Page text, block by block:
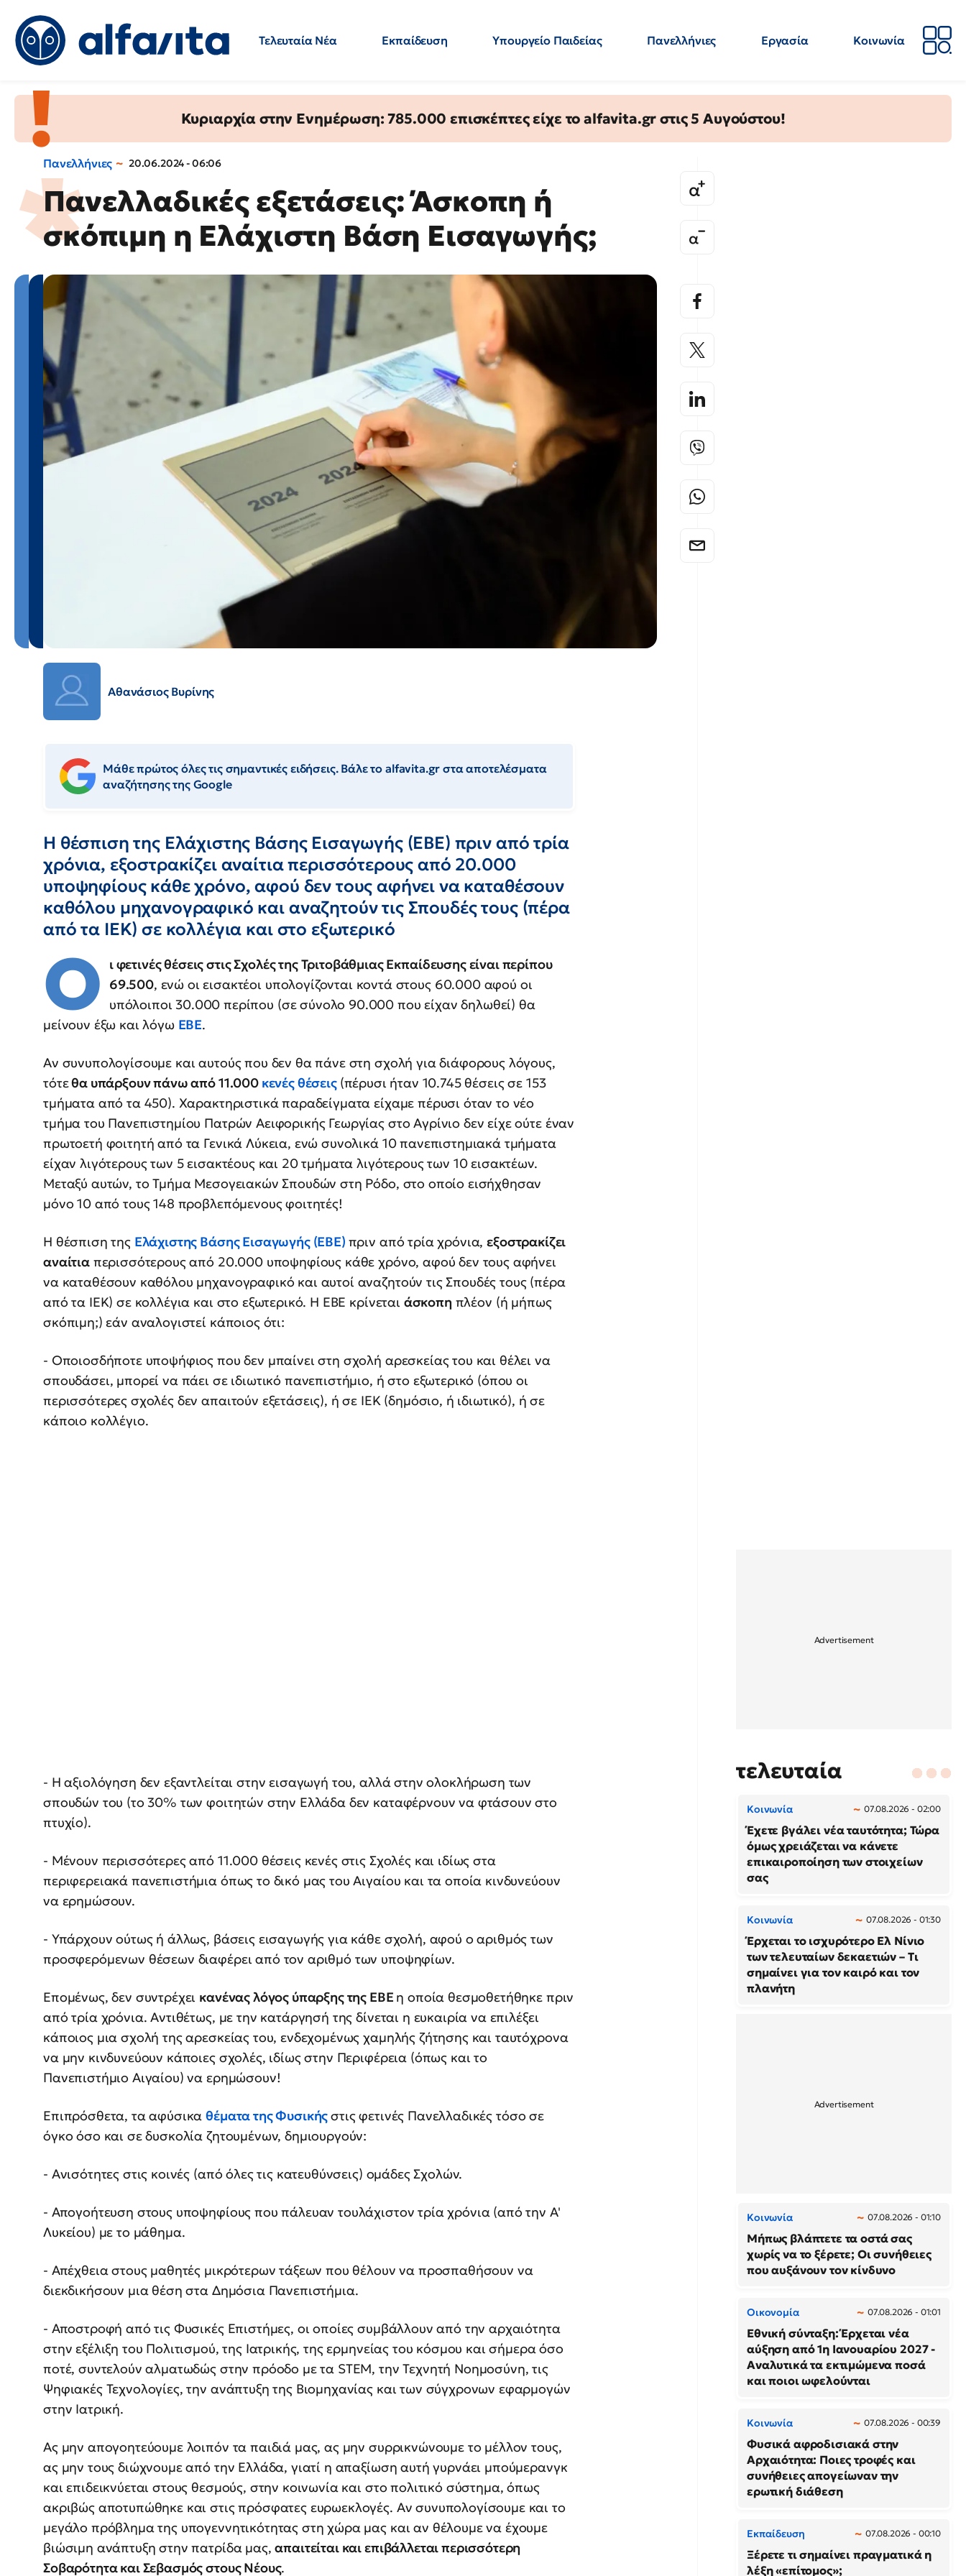
Τελευταία Νέα Εκπαίδευση Υπουργείο Παιδείας Πανελλήνιες Εργασία
Κοινωνία
Κυριαρχία στην Ενημέρωση: 785.000 επισκέπτες είχε το alfavita.gr στις 5 Αυγούστου!
Πανελλήνιες 20.06.2024 - 06:06
Πανελλαδικές εξετάσεις: Άσκοπη ή
σκόπιμη η Ελάχιστη Βάση Εισαγωγής;
Αθανάσιος Βυρίνης
Μάθε πρώτος όλες τις σημαντικές ειδήσεις. Βάλε το alfavita.gr στα αποτελέσματα
αναζήτησης της Google
Η θέσπιση της Ελάχιστης Βάσης Εισαγωγής (ΕΒΕ) πριν από τρία
χρόνια, εξοστρακίζει αναίτια περισσότερους από 20.000
υποψηφίους κάθε χρόνο, αφού δεν τους αφήνει να καταθέσουν
καθόλου μηχανογραφικό και αναζητούν τις Σπουδές τους (πέρα
από τα ΙΕΚ) σε κολλέγια και στο εξωτερικό
Ο
ι φετινές θέσεις στις Σχολές της Τριτοβάθμιας Εκπαίδευσης είναι περίπου
69.500, ενώ οι εισακτέοι υπολογίζονται κοντά στους 60.000 αφού οι
υπόλοιποι 30.000 περίπου (σε σύνολο 90.000 που είχαν δηλωθεί) θα
μείνουν έξω και λόγω ΕΒΕ.
Αν συνυπολογίσουμε και αυτούς που δεν θα πάνε στη σχολή για διάφορους λόγους,
τότεθα υπάρξουν πάνω από 11.000 κενές θέσεις (πέρυσι ήταν 10.745 θέσεις σε 153
τμήματα από τα 450). Χαρακτηριστικά παραδείγματα είχαμε πέρυσι όταν το νέο
τμήμα του Πανεπιστημίου Πατρών Αειφορικής Γεωργίας στο Αγρίνιο δεν είχε ούτε έναν
πρωτοετή φοιτητή από τα Γενικά Λύκεια, ενώ συνολικά 10 πανεπιστημιακά τμήματα
είχαν λιγότερους των 5 εισακτέους και 20 τμήματα λιγότερους των 10 εισακτέων.
Μεταξύ αυτών, το Τμήμα Μεσογειακών Σπουδών στη Ρόδο, στο οποίο εισήχθησαν
μόνο 10 από τους 148 προβλεπόμενους φοιτητές!
Η θέσπιση της Ελάχιστης Βάσης Εισαγωγής (ΕΒΕ) πριν από τρία χρόνια,εξοστρακίζει
αναίτιαπερισσότερους από 20.000 υποψηφίους κάθε χρόνο, αφού δεν τους αφήνει
να καταθέσουν καθόλου μηχανογραφικό και αυτοί αναζητούν τις Σπουδές τους (πέρα
από τα ΙΕΚ) σε κολλέγια και στο εξωτερικό. Η ΕΒΕ κρίνεται άσκοπη πλέον (ή μήπως
σκόπιμη;) εάν αναλογιστεί κάποιος ότι:
- Οποιοσδήποτε υποψήφιος που δεν μπαίνει στη σχολή αρεσκείας του και θέλει να
σπουδάσει, μπορεί να πάει σε ιδιωτικό πανεπιστήμιο, ή στο εξωτερικό (όπου οι
περισσότερες σχολές δεν απαιτούν εξετάσεις), ή σε ΙΕΚ (δημόσιο, ή ιδιωτικό), ή σε
κάποιο κολλέγιο.
- Η αξιολόγηση δεν εξαντλείται στην εισαγωγή του, αλλά στην ολοκλήρωση των
σπουδών του (το 30% των φοιτητών στην Ελλάδα δεν καταφέρνουν να φτάσουν στο
πτυχίο).
- Μένουν περισσότερες από 11.000 θέσεις κενές στις Σχολές και ιδίως στα
περιφερειακά πανεπιστήμια όπως το δικό μας του Αιγαίου και τα οποία κινδυνεύουν
να ερημώσουν.
- Υπάρχουν ούτως ή άλλως, βάσεις εισαγωγής για κάθε σχολή, αφού ο αριθμός των
προσφερόμενων θέσεων διαφέρει από τον αριθμό των υποψηφίων.
Επομένως, δεν συντρέχει κανένας λόγος ύπαρξης της ΕΒΕ η οποία θεσμοθετήθηκε πριν
από τρία χρόνια. Αντιθέτως, με την κατάργησή της δίνεται η ευκαιρία να επιλέξει
κάποιος μια σχολή της αρεσκείας του, ενδεχομένως χαμηλής ζήτησης και ταυτόχρονα
να μην κινδυνεύουν κάποιες σχολές, ιδίως στην Περιφέρεια (όπως και το
Πανεπιστήμιο Αιγαίου) να ερημώσουν!
Επιπρόσθετα, τα αφύσικαθέματα της Φυσικήςστις φετινές Πανελλαδικές τόσο σε
όγκο όσο και σε δυσκολία ζητουμένων, δημιουργούν:
- Ανισότητες στις κοινές (από όλες τις κατευθύνσεις) ομάδες Σχολών.
- Απογοήτευση στους υποψηφίους που πάλευαν τουλάχιστον τρία χρόνια (από την Α'
Λυκείου) με το μάθημα.
- Απέχθεια στους μαθητές μικρότερων τάξεων που θέλουν να προσπαθήσουν να
διεκδικήσουν μια θέση στα Δημόσια Πανεπιστήμια.
- Αποστροφή από τις Φυσικές Επιστήμες, οι οποίες συμβάλλουν από την αρχαιότητα
στην εξέλιξη του Πολιτισμού, της Ιατρικής, της ερμηνείας του κόσμου και σήμερα όσο
ποτέ, συντελούν αλματωδώς στην πρόοδο με τα STEM, την Τεχνητή Νοημοσύνη, τις
Ψηφιακές Τεχνολογίες, την ανάπτυξη της Βιομηχανίας και των σύγχρονων εφαρμογών
στην Ιατρική.
Ας μην απογοητεύουμε λοιπόν τα παιδιά μας, ας μην συρρικνώνουμε το μέλλον τους,
ας μην τους διώχνουμε από την Ελλάδα, γιατί η απαξίωση αυτή γυρνάει μπούμερανγκ
και επιδεικνύεται στους θεσμούς, στην κοινωνία και στο πολιτικό σύστημα, όπως
ακριβώς αποτυπώθηκε και στις πρόσφατες ευρωεκλογές. Αν συνυπολογίσουμε και το
μεγάλο πρόβλημα της υπογεννητικότητας στη χώρα μας και αν θέλουμε να έχουμε
βιώσιμη ανάπτυξη στην πατρίδα μας,απαιτείται και επιβάλλεται περισσότερη
Σοβαρότητα και Σεβασμός στους Νέους.
τελευταία
Κοινωνία 07.08.2026 - 02:00
Έχετε βγάλει νέα ταυτότητα; Τώρα
όμως χρειάζεται να κάνετε
επικαιροποίηση των στοιχείων
σας
Κοινωνία 07.08.2026 - 01:30
Έρχεται το ισχυρότερο Ελ Νίνιο
των τελευταίων δεκαετιών – Τι
σημαίνει για τον καιρό και τον
πλανήτη
Κοινωνία 07.08.2026 - 01:10
Μήπως βλάπτετε τα οστά σας
χωρίς να το ξέρετε; Οι συνήθειες
που αυξάνουν τον κίνδυνο
Οικονομία 07.08.2026 - 01:01
Εθνική σύνταξη: Έρχεται νέα
αύξηση από 1η Ιανουαρίου 2027 -
Αναλυτικά τα εκτιμώμενα ποσά
και ποιοι ωφελούνται
Κοινωνία 07.08.2026 - 00:39
Φυσικά αφροδισιακά στην
Αρχαιότητα: Ποιες τροφές και
συνήθειες απογείωναν την
ερωτική διάθεση
Εκπαίδευση 07.08.2026 - 00:10
Ξέρετε τι σημαίνει πραγματικά η
λέξη «επίτομος»;